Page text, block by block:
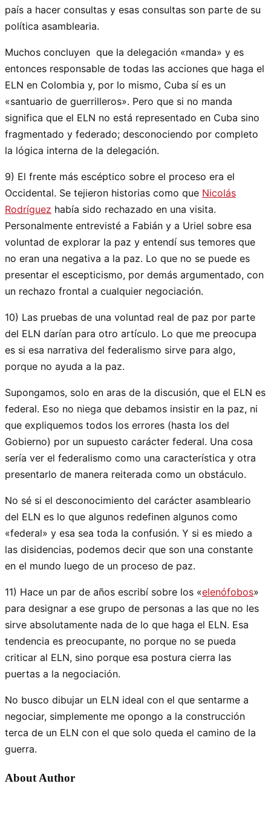
país a hacer consultas y esas consultas son parte de su
política asamblearia.
Muchos concluyen que la delegación «manda» y es
entonces responsable de todas las acciones que haga el
ELN en Colombia y, por lo mismo, Cuba sí es un
«santuario de guerrilleros». Pero que si no manda
significa que el ELN no está representado en Cuba sino
fragmentado y federado; desconociendo por completo
la lógica interna de la delegación.
9) El frente más escéptico sobre el proceso era el
Occidental. Se tejieron historias como que Nicolás
Rodríguez había sido rechazado en una visita.
Personalmente entrevisté a Fabián y a Uriel sobre esa
voluntad de explorar la paz y entendí sus temores que
no eran una negativa a la paz. Lo que no se puede es
presentar el escepticismo, por demás argumentado, con
un rechazo frontal a cualquier negociación.
10) Las pruebas de una voluntad real de paz por parte
del ELN darían para otro artículo. Lo que me preocupa
es si esa narrativa del federalismo sirve para algo,
porque no ayuda a la paz.
Supongamos, solo en aras de la discusión, que el ELN es
federal. Eso no niega que debamos insistir en la paz, ni
que expliquemos todos los errores (hasta los del
Gobierno) por un supuesto carácter federal. Una cosa
sería ver el federalismo como una característica y otra
presentarlo de manera reiterada como un obstáculo.
No sé si el desconocimiento del carácter asambleario
del ELN es lo que algunos redefinen algunos como
«federal» y esa sea toda la confusión. Y si es miedo a
las disidencias, podemos decir que son una constante
en el mundo luego de un proceso de paz.
11) Hace un par de años escribí sobre los «elenófobos»
para designar a ese grupo de personas a las que no les
sirve absolutamente nada de lo que haga el ELN. Esa
tendencia es preocupante, no porque no se pueda
criticar al ELN, sino porque esa postura cierra las
puertas a la negociación.
No busco dibujar un ELN ideal con el que sentarme a
negociar, simplemente me opongo a la construcción
terca de un ELN con el que solo queda el camino de la
guerra.
About Author